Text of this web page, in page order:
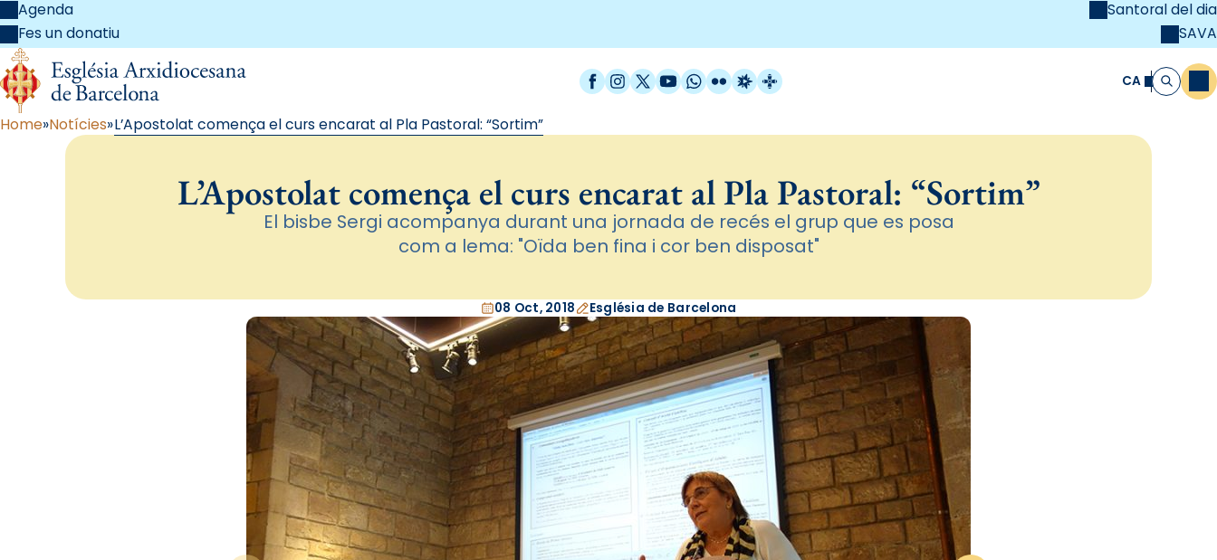
Agenda
Fes un donatiu
Santoral del dia
SAVA
Facebook
Instagram
X / Twitter
YouTube
WhatsApp
FlickrRadio Estel
Catalunya Cristiana CA Cerca
Home Notícies L’Apostolat comença el curs encarat al Pla Pastoral: “Sortim”
L’Apostolat comença el curs encarat al Pla Pastoral: “Sortim”
El bisbe Sergi acompanya durant una jornada de recés el grup que es posa
com a lema: "Oïda ben fina i cor ben disposat"
08 Oct, 2018 Església de Barcelona